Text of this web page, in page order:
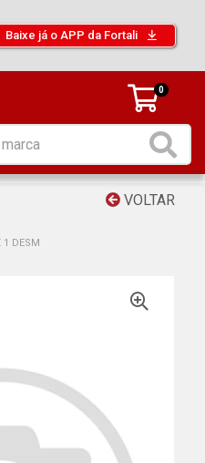
Baixe já o APP da Fortali
0
VOLTAR
1 DESM